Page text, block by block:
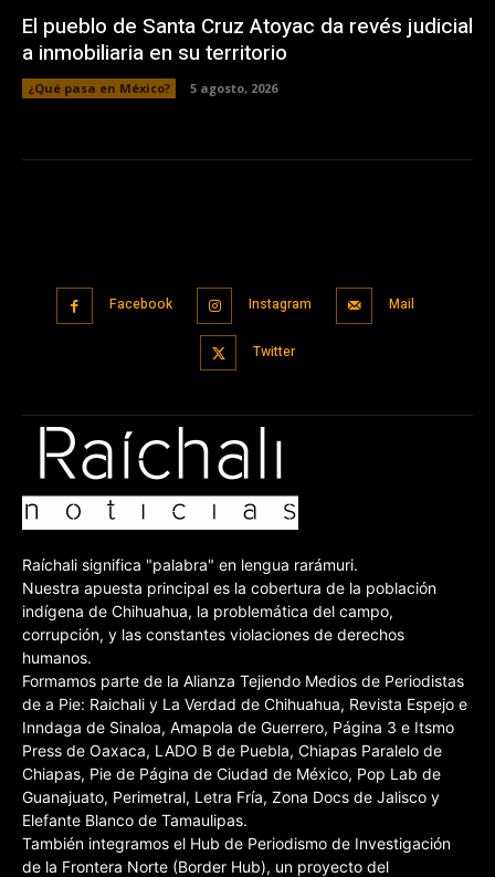
El pueblo de Santa Cruz Atoyac da revés judicial
a inmobiliaria en su territorio
¿Qué pasa en México? 5 agosto, 2026
Facebook Instagram Mail
Twitter
Raíchali significa "palabra" en lengua rarámuri.
Nuestra apuesta principal es la cobertura de la población
indígena de Chihuahua, la problemática del campo,
corrupción, y las constantes violaciones de derechos
humanos.
Formamos parte de la Alianza Tejiendo Medios de Periodistas
de a Pie: Raichali y La Verdad de Chihuahua, Revista Espejo e
Inndaga de Sinaloa, Amapola de Guerrero, Página 3 e Itsmo
Press de Oaxaca, LADO B de Puebla, Chiapas Paralelo de
Chiapas, Pie de Página de Ciudad de México, Pop Lab de
Guanajuato, Perimetral, Letra Fría, Zona Docs de Jalisco y
Elefante Blanco de Tamaulipas.
También integramos el Hub de Periodismo de Investigación
de la Frontera Norte (Border Hub), un proyecto del